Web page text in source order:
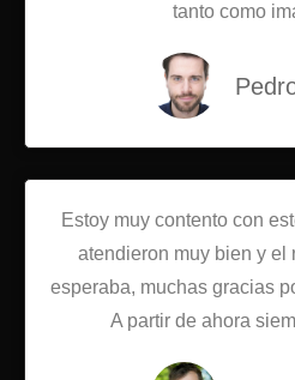
tanto como
Estoy muy contento con
atendieron muy bien y el
esperaba, muchas gracias
A partir de ahora